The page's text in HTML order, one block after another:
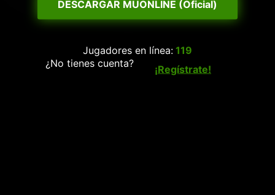
DESCARGAR MUONLINE (Oficial)
Jugadores en línea: 119
¿No tienes cuenta?
¡Regístrate!